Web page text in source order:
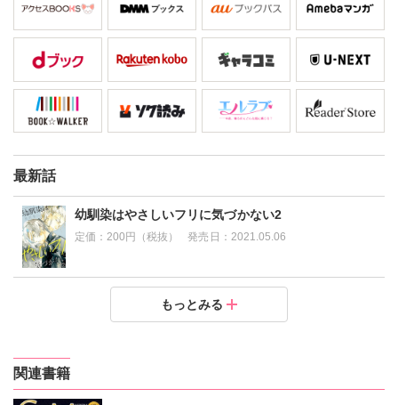
最新話
幼馴染はやさしいフリに気づかない2
定価：200円（税抜） 発売日： 2021.05.06
幼馴染はやさしいフリに気づかない1
200円（税抜） 発売日：2021.05.06
もっとみる
関連書籍